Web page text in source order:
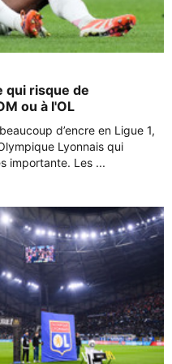
qui risque de
ou à l'OL
d’encre en Ligue 1,
Lyonnais qui
importante. Les ...